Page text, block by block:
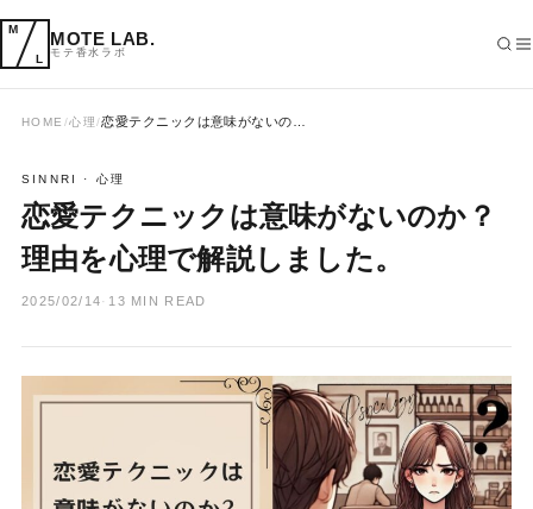
M
L
MOTE LAB.
モテ香水ラボ
HOME /心理/恋愛テクニックは意味がないの…
SINNRI · 心理
恋愛テクニックは意味がないのか？
理由を心理で解説しました。
2025/02/14· 13 MIN READ